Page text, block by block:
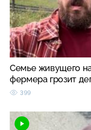
Семье живущего
фермера грозит
399